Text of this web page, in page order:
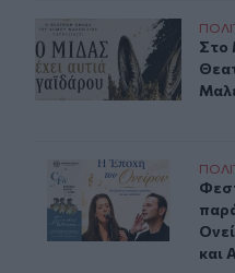
Στο Μάραθος θα
Στο
Στο
Φεστιβάλ Κρήτης: Η
και